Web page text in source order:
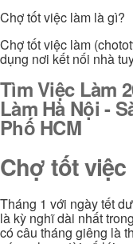
Chợ tốt việc làm là gì?
Chợ tốt việc làm
dụng nơi kết nối nhà
Tìm Việc Làm
Làm Hà Nội -
Phố HCM
Chợ tốt việc
Tháng 1 với ngày tết
là kỳ nghĩ dài nhất
có câu tháng giêng là